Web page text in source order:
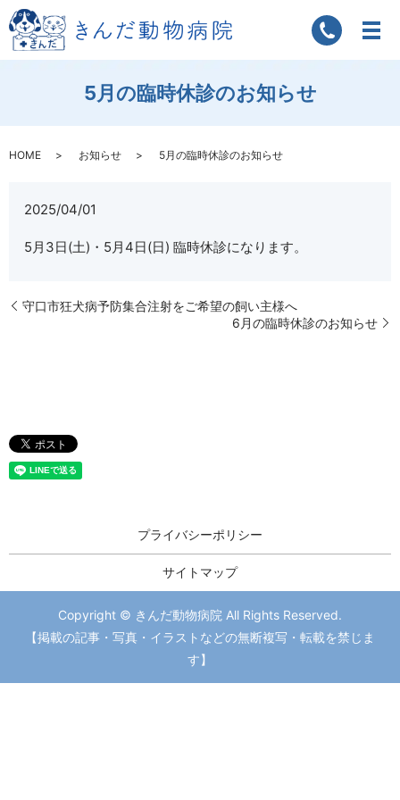
5月の臨時休診のお知らせ
HOME お知らせ 5月の臨時休診のお知らせ
2025/04/01
5月3日(土)・5月4日(日) 臨時休診になります。
守口市狂犬病予防集合注射をご希望の飼い主様へ
6月の臨時休診のお知らせ
プライバシーポリシー
サイトマップ
Copyright © きんだ動物病院 All Rights Reserved.
【掲載の記事・写真・イラストなどの無断複写・転載を禁じま
す】